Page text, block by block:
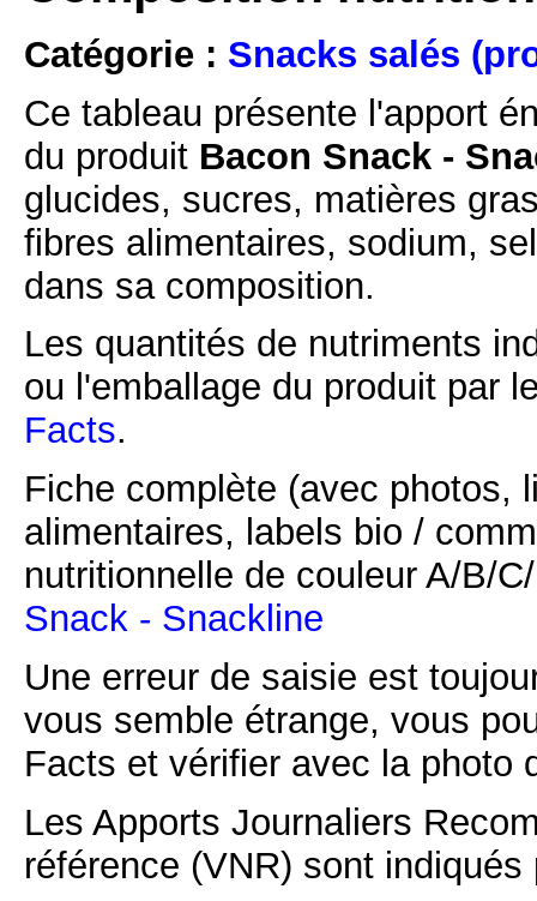
Catégorie : Snacks salés
Ce tableau présente l'apport
du produit Bacon Snack -
glucides, sucres, matières
fibres alimentaires, sodium,
dans sa composition.
Les quantités de nutriments
ou l'emballage du produit par
Facts.
Fiche complète (avec photos,
alimentaires, labels bio /
nutritionnelle de couleur A/B/
Snack - Snackline
Une erreur de saisie est
vous semble étrange, vous
Facts et vérifier avec la photo
Les Apports Journaliers
référence (VNR) sont